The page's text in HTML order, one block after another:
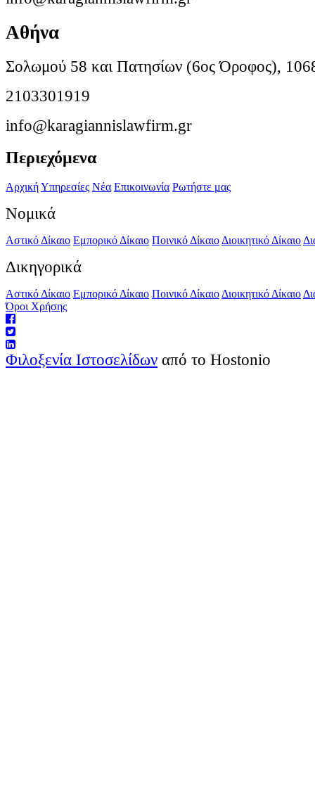
Αθήνα
Σολωμού 58 και Πατησίων (6ος Όροφος),
2103301919
info@karagiannislawfirm.gr
Περιεχόμενα
ΑρχικήΥπηρεσίες Νέα Επικοινωνία Ρωτήστε μας
Νομικά
Αστικό Δίκαιο Εμπορικό Δίκαιο Ποινικό Δίκαιο Διοικητικό Δίκαιο
Δικηγορικά
Αστικό Δίκαιο Εμπορικό Δίκαιο Ποινικό Δίκαιο Διοικητικό Δίκαιο
Όροι Χρήσης
Φιλοξενία Ιστοσελίδων από το Hostonio